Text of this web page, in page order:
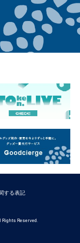
する表記
Rights Reserved.